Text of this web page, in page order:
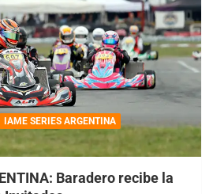
IAME SERIES ARGENTINA
Baradero recibe la